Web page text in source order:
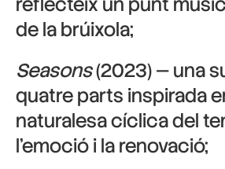
de la brúixola;
Seasons(2023) — una
quatre parts inspirada
naturalesa cíclica del
l’emoció i la renovació;